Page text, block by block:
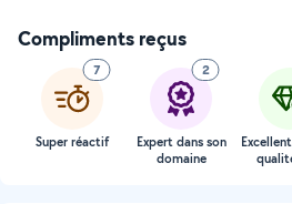
Compliments reçus
7
Super réactif
2
Expert dans son
domaine